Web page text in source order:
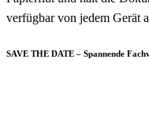
verfügbar von jedem Gerät
SAVE THE DATE – Spannende